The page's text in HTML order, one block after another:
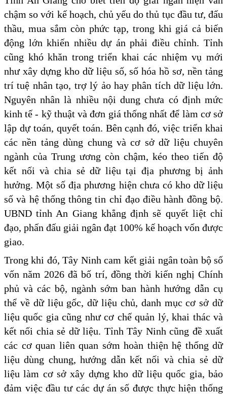
chậm so với kế hoạch, chủ yếu do thủ tục đầu tư, đấu
thầu, mua sắm còn phức tạp, trong khi giá cả biến
động lớn khiến nhiều dự án phải điều chỉnh. Tỉnh
cũng khó khăn trong triển khai các nhiệm vụ mới
như xây dựng kho dữ liệu số, số hóa hồ sơ, nền tảng
trí tuệ nhân tạo, trợ lý ảo hay phân tích dữ liệu lớn.
Nguyên nhân là nhiều nội dung chưa có định mức
kinh tế - kỹ thuật và đơn giá thống nhất để làm cơ sở
lập dự toán, quyết toán. Bên cạnh đó, việc triển khai
các nền tảng dùng chung và cơ sở dữ liệu chuyên
ngành của Trung ương còn chậm, kéo theo tiến độ
kết nối và chia sẻ dữ liệu tại địa phương bị ảnh
hưởng. Một số địa phương hiện chưa có kho dữ liệu
số và hệ thống thông tin chỉ đạo điều hành đồng bộ.
UBND tỉnh An Giang khẳng định sẽ quyết liệt chỉ
đạo, phấn đấu giải ngân đạt 100% kế hoạch vốn được
giao.
Trong khi đó, Tây Ninh cam kết giải ngân toàn bộ số
vốn năm 2026 đã bố trí, đồng thời kiến nghị Chính
phủ và các bộ, ngành sớm ban hành hướng dẫn cụ
thể về dữ liệu gốc, dữ liệu chủ, danh mục cơ sở dữ
liệu quốc gia cũng như cơ chế quản lý, khai thác và
kết nối chia sẻ dữ liệu. Tỉnh Tây Ninh cũng đề xuất
các cơ quan liên quan sớm hoàn thiện hệ thống dữ
liệu dùng chung, hướng dẫn kết nối và chia sẻ dữ
liệu làm cơ sở xây dựng kho dữ liệu quốc gia, bảo
đảm việc đầu tư các dự án số được thực hiện thống